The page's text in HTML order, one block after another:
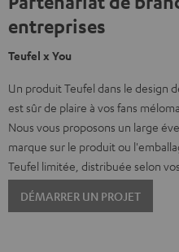
entreprises
Teufel x You
Un produit Teufel dans le design
est sûr de plaire à vos fans
Nous vous proposons un large
marque sur le produit ou
Teufel limitée, distribuée selon
DÉMARRER UN PROJET